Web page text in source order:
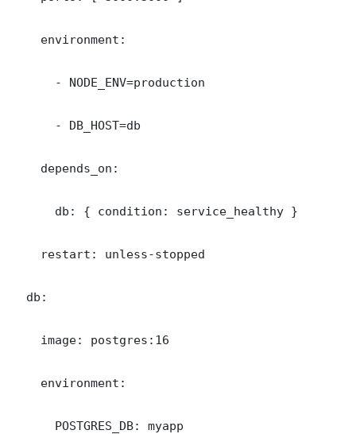
    environment:
      - NODE_ENV=production
      - DB_HOST=db
    depends_on:
      db: { condition: service_healthy }
    restart: unless-stopped
  db:
    image: postgres:16
    environment:
      POSTGRES_DB: myapp